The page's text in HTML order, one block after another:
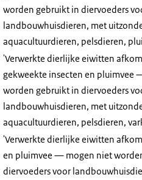
worden gebruikt in diervoeders
landbouwhuisdieren, met
aquacultuurdieren, pelsdieren,
'Verwerkte dierlijke eiwitten
gekweekte insecten en pluimvee
worden gebruikt in diervoeders
landbouwhuisdieren, met
aquacultuurdieren, pelsdieren,
'Verwerkte dierlijke eiwitten
en pluimvee — mogen niet
diervoeders voor